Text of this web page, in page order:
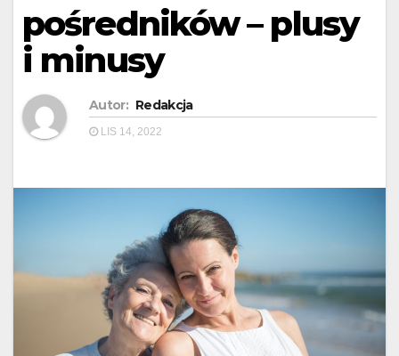
pośredników – plusy
i minusy
Autor: Redakcja
LIS 14, 2022